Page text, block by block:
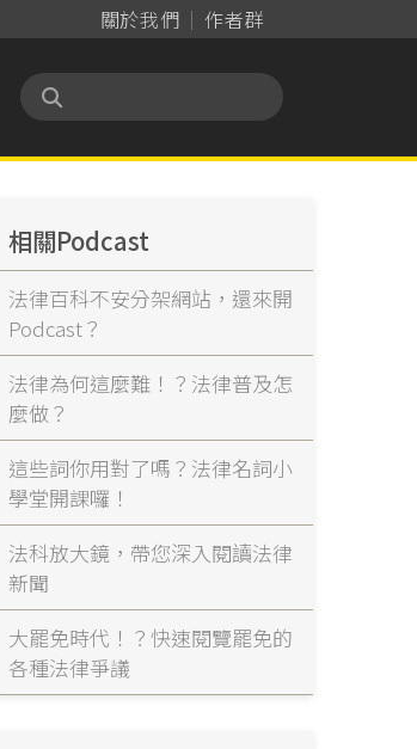
關於我們 作者群
相關Podcast
法律百科不安分架網站，還來開
Podcast？
法律為何這麼難！？法律普及怎
麼做？
這些詞你用對了嗎？法律名詞小
學堂開課囉！
法科放大鏡，帶您深入閱讀法律
新聞
大罷免時代！？快速閱覽罷免的
各種法律爭議